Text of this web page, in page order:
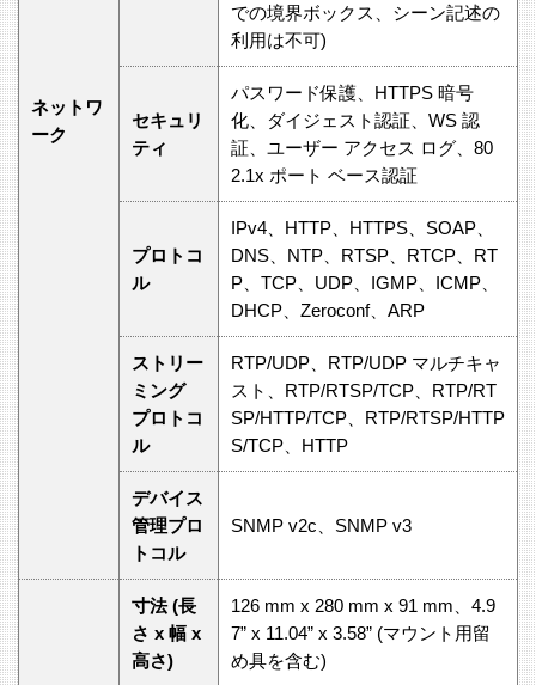
ネットワ
ーク
での境界ボックス、シーン記述の
利用は不可)
セキュリ
ティ
パスワード保護、HTTPS 暗号
化、ダイジェスト認証、WS 認
証、ユーザー アクセス ログ、80
2.1x ポート ベース認証
プロトコ
ル
IPv4、HTTP、HTTPS、SOAP、
DNS、NTP、RTSP、RTCP、RT
P、TCP、UDP、IGMP、ICMP、
DHCP、Zeroconf、ARP
ストリー
ミング
プロトコ
ル
RTP/UDP、RTP/UDP マルチキャ
スト、RTP/RTSP/TCP、RTP/RT
SP/HTTP/TCP、RTP/RTSP/HTTP
S/TCP、HTTP
デバイス
管理プロ
トコル
SNMP v2c、SNMP v3
寸法 (長
さ x 幅 x
高さ)
126 mm x 280 mm x 91 mm、4.9
7” x 11.04” x 3.58” (マウント用留
め具を含む)